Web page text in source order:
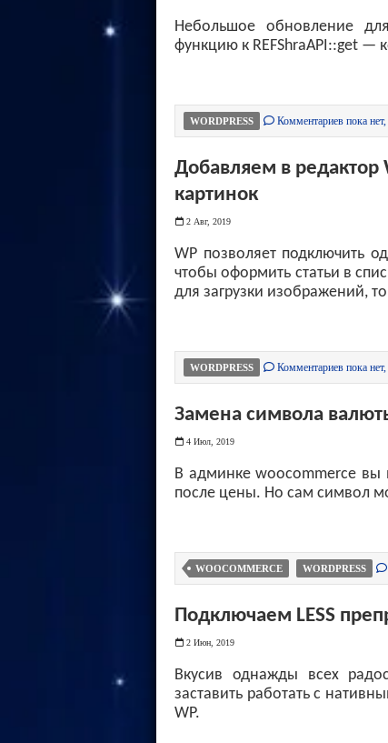
Небольшое обновление
функцию к REFShraAPI::get —
WORDPRESS Комментариев пока
Добавляем в редактор
картинок
2 Авг, 2019
WP позволяет подключить
чтобы оформить статьи в
для загрузки изображений,
WORDPRESS Комментариев пока
Замена символа
4 Июл, 2019
В админке woocommerce вы
после цены. Но сам символ
WOOCOMMERCE WORDPRESS
Подключаем LESS
2 Июн, 2019
Вкусив однажды всех
заставить работать с
WP.